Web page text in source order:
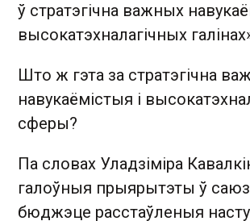
ў стратэгічна важных
высокатэхналагічных
Што ж гэта за стратэгічна
навукаёмістыя і
сферы?
Па словах Уладзіміра
галоўныя прыярытэты ў
бюджэце расстаўленыя